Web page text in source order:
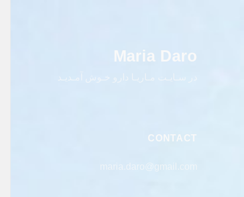
Maria Daro
در سـایـت مـاریـا دارو خـوش آمـدیـد
CONTACT